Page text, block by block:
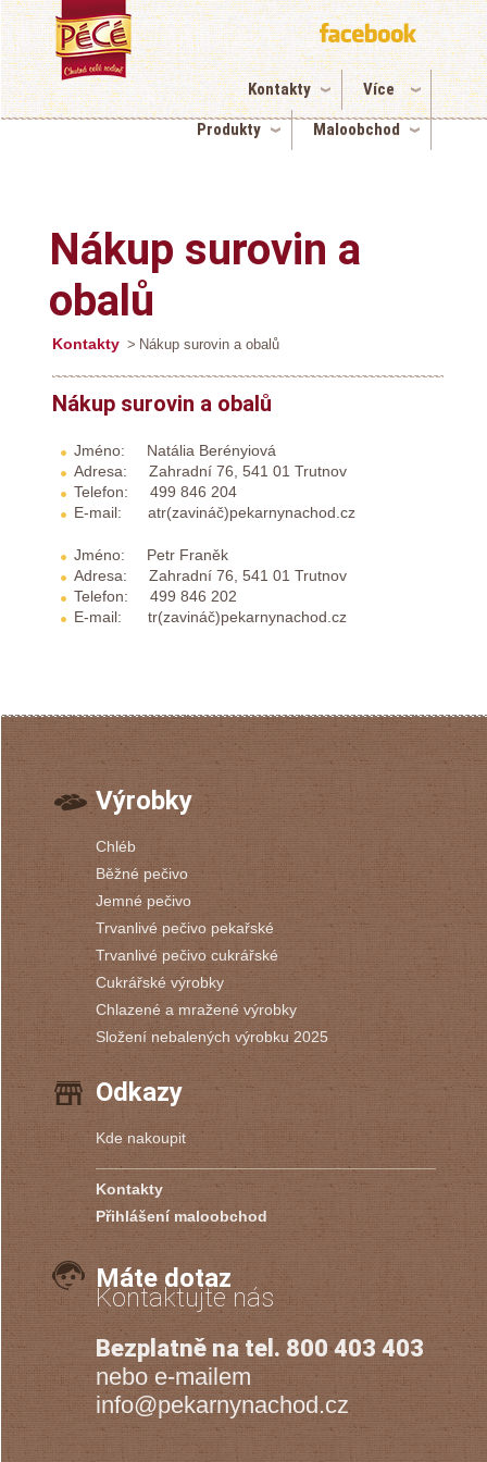
Více
Kontakty
Maloobchod
Produkty
Nákup surovin a
obalů
Kontakty > Nákup surovin a obalů
Nákup surovin a obalů
Jméno: Natália Berényiová
Adresa: Zahradní 76, 541 01 Trutnov
Telefon: 499 846 204
E-mail: atr(zavináč)pekarnynachod.cz
Jméno: Petr Franěk
Adresa: Zahradní 76, 541 01 Trutnov
Telefon: 499 846 202
E-mail: tr(zavináč)pekarnynachod.cz
Výrobky
Chléb
Běžné pečivo
Jemné pečivo
Trvanlivé pečivo pekařské
Trvanlivé pečivo cukrářské
Cukrářské výrobky
Chlazené a mražené výrobky
Složení nebalených výrobku 2025
Odkazy
Kde nakoupit
Kontakty
Přihlášení maloobchod
Máte dotaz
Kontaktujte nás
Bezplatně na tel. 800 403 403
nebo e-mailem
info@pekarnynachod.cz